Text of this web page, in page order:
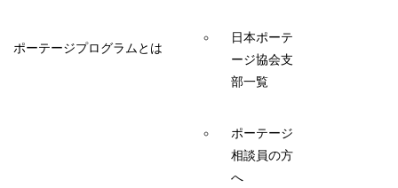
ポーテージプログラムとは
日本ポーテ
ージ協会支
部一覧
ポーテージ
相談員の方
へ